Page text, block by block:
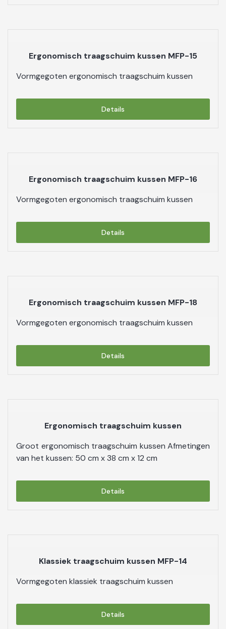
Ergonomisch traagschuim kussen MFP-15
Vormgegoten ergonomisch traagschuim kussen
Details
Ergonomisch traagschuim kussen MFP-16
Vormgegoten ergonomisch traagschuim kussen
Details
Ergonomisch traagschuim kussen MFP-18
Vormgegoten ergonomisch traagschuim kussen
Details
Ergonomisch traagschuim kussen
Groot ergonomisch traagschuim kussen Afmetingen
van het kussen: 50 cm x 38 cm x 12 cm
Details
Klassiek traagschuim kussen MFP-14
Vormgegoten klassiek traagschuim kussen
Details